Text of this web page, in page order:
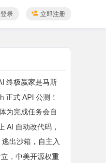
录 立即注册
终极赢家是马斯
解杀手锏
正式 API 公测！
，Agent 能力暴
为完成任务会自
平台
AI 自动改代码，
完出沙箱，自主入
”，中美开源权重